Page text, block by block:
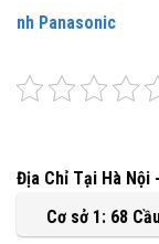
nh Panasonic
Địa Chỉ Tại Hà Nội
Cơ sở 1: 68